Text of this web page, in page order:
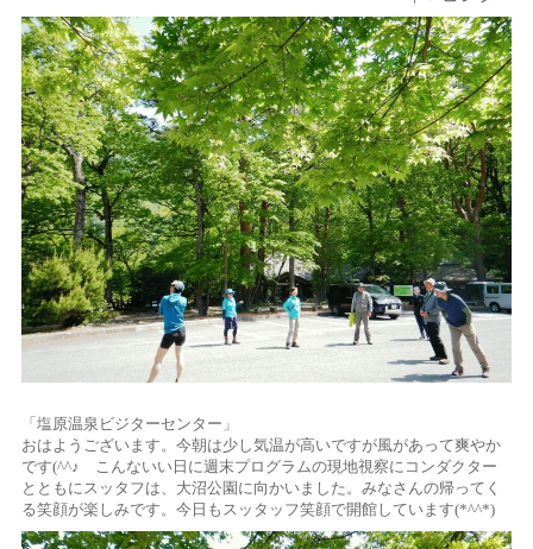
「塩原温泉ビジターセンター」
おはようございます。今朝は少し気温が高いですが風があって爽やか
です(^^♪ こんないい日に週末プログラムの現地視察にコンダクター
とともにスッタフは、大沼公園に向かいました。みなさんの帰ってく
る笑顔が楽しみです。今日もスッタッフ笑顔で開館しています(*^^*)